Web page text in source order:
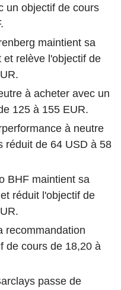
un objectif de cours
maintient sa
et relève l'objectif de
à acheter avec un
125 à 155 EUR.
à neutre
réduit de 64 USD à 58
BHF maintient sa
réduit l'objectif de
recommandation
de cours de 18,20 à
passe de